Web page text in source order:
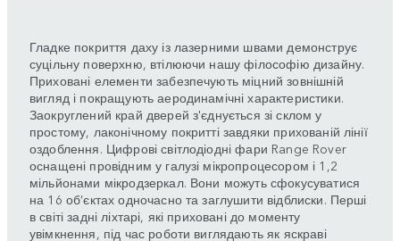
Гладке покриття даху із лазерними швами демонструє
суцільну поверхню, втілюючи нашу філософію дизайну.
Приховані елементи забезпечують міцний зовнішній
вигляд і покращують аеродинамічні характеристики.
Заокруглений край дверей з'єднується зі склом у
простому, лаконічному покритті завдяки прихованій лінії
оздоблення. Цифрові світлодіодні фари Range Rover
оснащені провідним у галузі мікропроцесором і 1,2
мільйонами мікродзеркал. Вони можуть сфокусуватися
на 16 об’єктах одночасно та заглушити відблиски. Перші
в світі задні ліхтарі, які приховані до моменту
увімкнення, під час роботи виглядають як яскраві